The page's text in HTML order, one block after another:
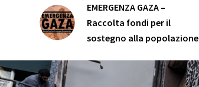
EMERGENZA GAZA –
Raccolta fondi per il
sostegno alla popolazione